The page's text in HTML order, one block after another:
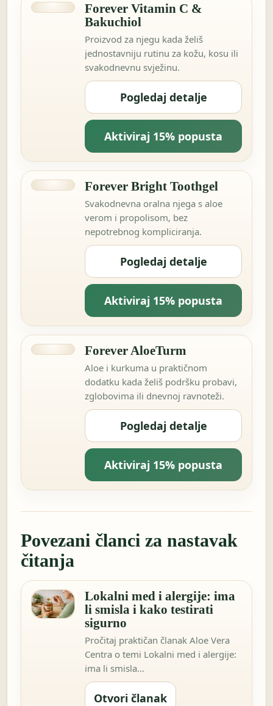
Forever Vitamin C &
Bakuchiol
Proizvod za njegu kada želiš
jednostavniju rutinu za kožu, kosu ili
svakodnevnu svježinu.
Pogledaj detalje
Aktiviraj 15% popusta
Forever Bright Toothgel
Svakodnevna oralna njega s aloe
verom i propolisom, bez
nepotrebnog kompliciranja.
Pogledaj detalje
Aktiviraj 15% popusta
Forever AloeTurm
Aloe i kurkuma u praktičnom
dodatku kada želiš podršku probavi,
zglobovima ili dnevnoj ravnoteži.
Pogledaj detalje
Aktiviraj 15% popusta
Povezani članci za nastavak
čitanja
Lokalni med i alergije: ima
li smisla i kako testirati
sigurno
Pročitaj praktičan članak Aloe Vera
Centra o temi Lokalni med i alergije:
ima li smisla…
Otvori članak